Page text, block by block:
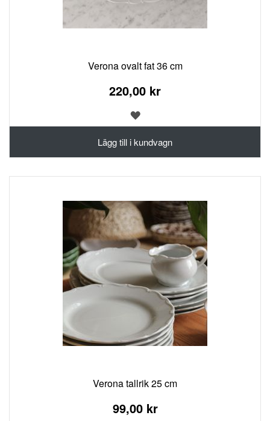
Verona ovalt fat 36 cm
220,00 kr
Lägg till i kundvagn
LÄGG
TILL
ÖNSKELISTA
Verona tallrik 25 cm
99,00 kr